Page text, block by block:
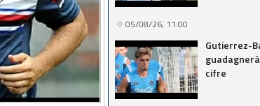
05/08/26, 11:00
Gutierrez-
cifre